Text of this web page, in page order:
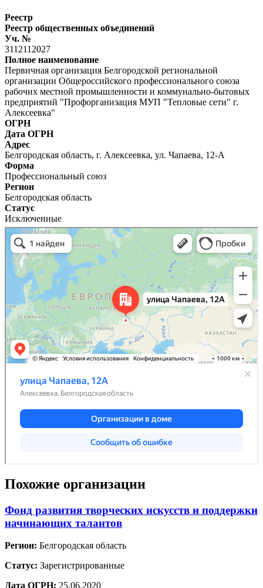
Реестр
Реестр общественных объединений
Уч. №
3112112027
Полное наименование
Первичная организация Белгородской региональной
организации Общероссийского профессионального союза
рабочих местной промышленности и коммунально-бытовых
предприятий "Профорганизация МУП "Тепловые сети" г.
Алексеевка"
ОГРН
Дата ОГРН
Адрес
Белгородская область, г. Алексеевка, ул. Чапаева, 12-А
Форма
Профессиональный союз
Регион
Белгородская область
Статус
Исключенные
Похожие организации
Фонд развития творческих искусств и поддержки
начинающих талантов
Регион: Белгородская область
Статус: Зарегистрированные
Дата ОГРН: 25.06.2020